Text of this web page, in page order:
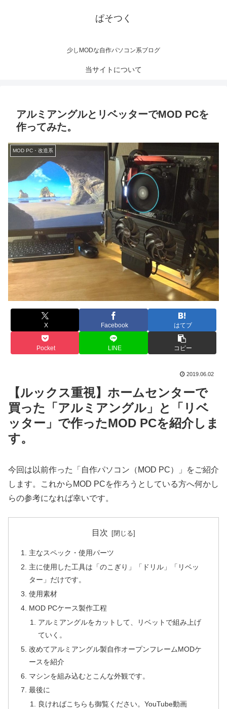
ぱそつく
少しMODな自作パソコン系ブログ
当サイトについて
アルミアングルとリベッターでMOD PCを
作ってみた。
MOD PC・改造系
X Facebook はてブ
Pocket LINE コピー
2019.06.02
【ルックス重視】ホームセンターで
買った「アルミアングル」と「リベ
ッター」で作ったMOD PCを紹介しま
す。
今回は以前作った「自作パソコン（MOD PC）」をご紹介
します。これからMOD PCを作ろうとしている方へ何かし
らの参考になれば幸いです。
目次
主なスペック・使用パーツ
主に使用した工具は「のこぎり」「ドリル」「リベッ
ター」だけです。
使用素材
MOD PCケース製作工程
アルミアングルをカットして、リベットで組み上げ
ていく。
改めてアルミアングル製自作オープンフレームMODケ
ースを紹介
マシンを組み込むとこんな外観です。
最後に
良ければこちらも御覧ください。YouTube動画